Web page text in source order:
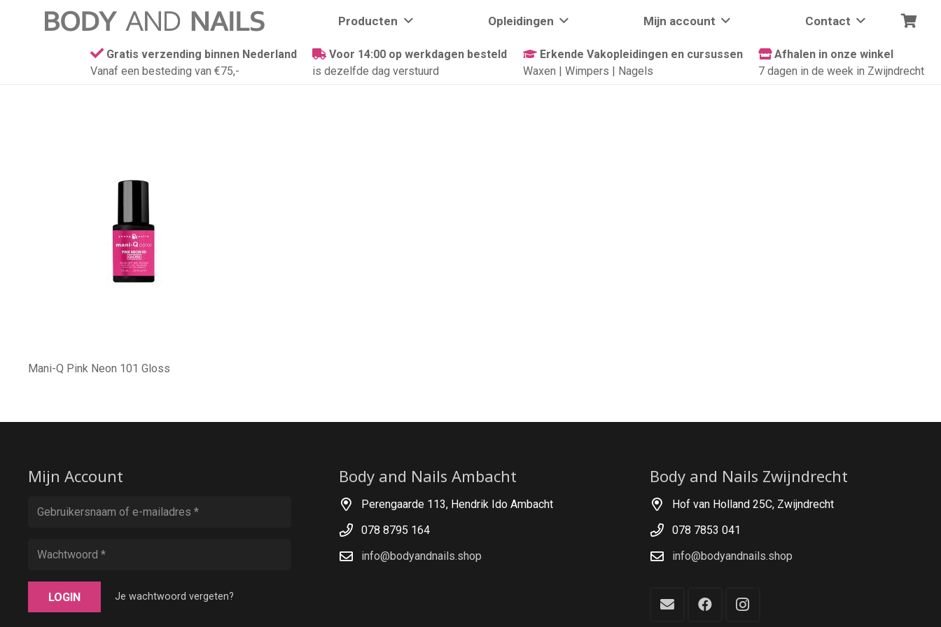
Producten Opleidingen Mijn account Contact
Gratis verzending binnen Nederland
Vanaf een besteding van €75,-
Voor 14:00 op werkdagen besteld
is dezelfde dag verstuurd
Erkende Vakopleidingen en cursussen
Waxen | Wimpers | Nagels
Afhalen in onze winkel
7 dagen in de week in Zwijndrecht
Mani-Q Pink Neon 101 Gloss
Mijn Account
LOGIN Je wachtwoord vergeten?
Body and Nails Ambacht
Perengaarde 113, Hendrik Ido Ambacht
078 8795 164
info@bodyandnails.shop
Body and Nails Zwijndrecht
Hof van Holland 25C, Zwijndrecht
078 7853 041
info@bodyandnails.shop